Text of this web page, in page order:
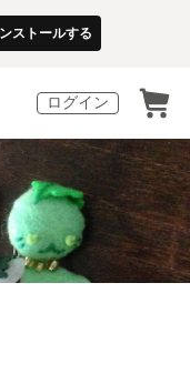
ストールする
ログイン